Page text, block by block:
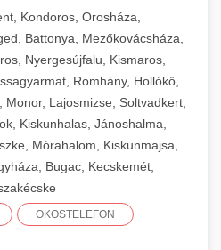
Kondoros, Orosháza,
Battonya, Mezőkovácsháza,
Nyergesújfalu, Kismaros,
Romhány, Hollókő,
Monor, Lajosmizse, Soltvadkert,
Kiskunhalas, Jánoshalma,
Mórahalom, Kiskunmajsa,
Bugac, Kecskemét,
OKOSTELEFON